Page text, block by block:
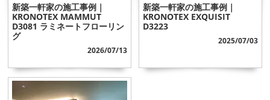
新築一軒家の施工事例｜
KRONOTEX MAMMUT
D3081 ラミネートフローリン
グ
2026/07/13
新築一軒家の施工事例｜
KRONOTEX EXQUISIT
D3223
2025/07/03